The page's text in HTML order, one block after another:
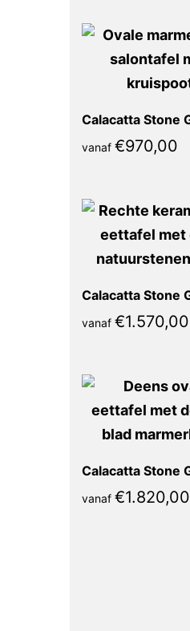
vanaf €970,00
vanaf €1.570,00
vanaf €1.820,00